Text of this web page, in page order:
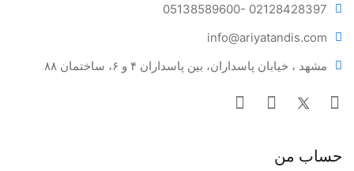
05138589600- 02128428397
info@ariyatandis.com
مشهد ، خیابان پاسداران، بین پاسداران ۴ و ۶، ساختمان ۸۸
حساب من